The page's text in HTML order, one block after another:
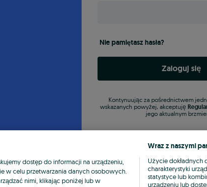
Nie pamiętasz hasła?
Zaloguj się
Kontynuując za pośrednictwem
wskazanych powyżej, akceptuję
jego aktualnym
dostęp do informacji na urządzeniu,
w celu przetwarzania danych osobowych.
nimi, klikając poniżej lub w
Wraz z naszymi
Użycie dokładnych
charakterystyki
statystyce lub
urządzeniu lub